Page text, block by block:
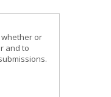
or
and to